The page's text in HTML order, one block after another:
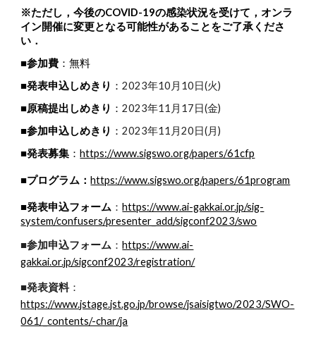
※ただし，今後のCOVID-19の感染状況を受けて，オンラ
イン開催に変更となる可能性があることをご了承くださ
い．
■参加費 ：無料
■発表申込しめきり ：2023年10月10日(火)
■原稿提出しめきり ：2023年11月17日(金)
■参加申込しめきり ：2023年11月20日(月)
■発表募集 ：https://www.sigswo.org/papers/61cfp
■プログラム：https://www.sigswo.org/papers/61program
■発表申込フォーム ： https://www.ai-gakkai.or.jp/sig-
system/confusers/presenter_add/sigconf2023/swo
■参加申込フォーム ： https://www.ai-
gakkai.or.jp/sigconf2023/registration/
■発表資料 ：
https://www.jstage.jst.go.jp/browse/jsaisigtwo/2023/SWO-
061/_contents/-char/ja